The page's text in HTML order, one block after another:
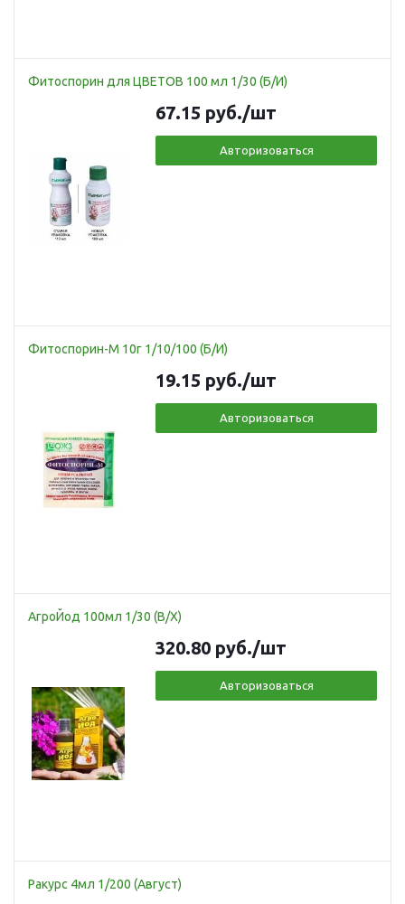
Фитоспорин для ЦВЕТОВ 100 мл 1/30 (Б/И)
67.15 руб./шт
Авторизоваться
Фитоспорин-М 10г 1/10/100 (Б/И)
19.15 руб./шт
Авторизоваться
АгроЙод 100мл 1/30 (В/Х)
320.80 руб./шт
Авторизоваться
Ракурс 4мл 1/200 (Август)